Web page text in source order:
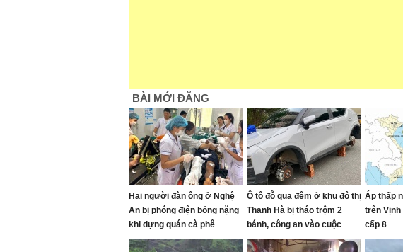
BÀI MỚI ĐĂNG
Hai người đàn ông ở Nghệ
An bị phóng điện bỏng nặng
khi dựng quán cà phê
Ô tô đỗ qua đêm ở khu đô thị
Thanh Hà bị tháo trộm 2
bánh, công an vào cuộc
Áp thấp
trên Vịnh
cấp 8